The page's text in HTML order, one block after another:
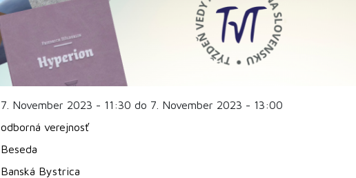
7. November 2023 - 11:30 do 7. November 2023 - 13:00
odborná verejnosť
Beseda
Banská Bystrica